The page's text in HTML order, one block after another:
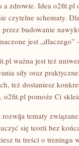
a zdrowie. Idea o2fit.pl
czytelne schematy.
przez budowanie
jest
ważna jest też
siły oraz
też dostaniesz
o2fit.pl pomoże Ci
rozwija tematy
się teorii bez
tu treści o treningu